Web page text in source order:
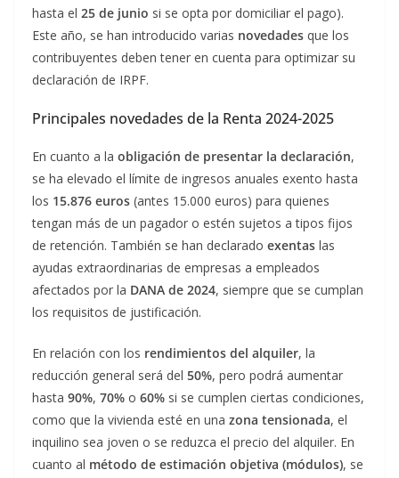
hasta el 25 de junio si se opta por domiciliar el pago).
Este año, se han introducido varias novedades que los
contribuyentes deben tener en cuenta para optimizar su
declaración de IRPF.
Principales novedades de la Renta 2024-2025
En cuanto a la obligación de presentar la declaración,
se ha elevado el límite de ingresos anuales exento hasta
los 15.876 euros (antes 15.000 euros) para quienes
tengan más de un pagador o estén sujetos a tipos fijos
de retención. También se han declarado exentas las
ayudas extraordinarias de empresas a empleados
afectados por la DANA de 2024, siempre que se cumplan
los requisitos de justificación.
En relación con los rendimientos del alquiler, la
reducción general será del 50%, pero podrá aumentar
hasta 90%, 70% o 60% si se cumplen ciertas condiciones,
como que la vivienda esté en una zona tensionada, el
inquilino sea joven o se reduzca el precio del alquiler. En
cuanto al método de estimación objetiva (módulos), se